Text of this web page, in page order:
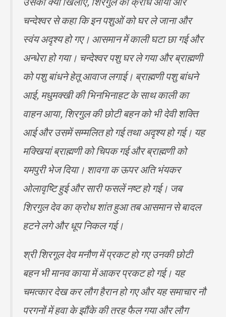
चन्देश्वर से कहा कि इन पशुओं को घर ले जाना और
स्वंय अदृश्य हो गए। आसमान में काली घटा छा गई और
अन्धेरा हो गया। चन्देश्वर पशु घर ले गया और ब्राह्मणी
को पशु बांधने हेतू आवाज लगाई। ब्राह्मणी पशु बांधने
आई, मधुमक्खी की भिनभिनाहट के साथ काली का
वाहन आया, शिरगुल की छोटी बहन को भी देवी शक्ति
आई और उसमें सम्मलित हो गई तथा अदृश्य हो गई। यह
मक्खियां ब्राह्मणी को चिपक गई और ब्राह्मणी को
यमपुरी भेज दिया। शावगा क ऊपर अति भंयकर
ओलावृष्टि हुई और सारी फसलें नष्ट हो गई। जब
शिरगुल देव का क्रोध शांत हुआ तब आसमान से बादल
हटने लगे और धूप निकल गई।
श्री शिरगूल देव मनौण में प्रकट हो गए उनकी छोटी
बहन भी मानव काया में आकर प्रकट हो गई। यह
चमत्कार देख कर लौग हैरान हो गए और यह समाचार नौ
परगनों में हवा के झौंके की तरह फैल गया और लौग